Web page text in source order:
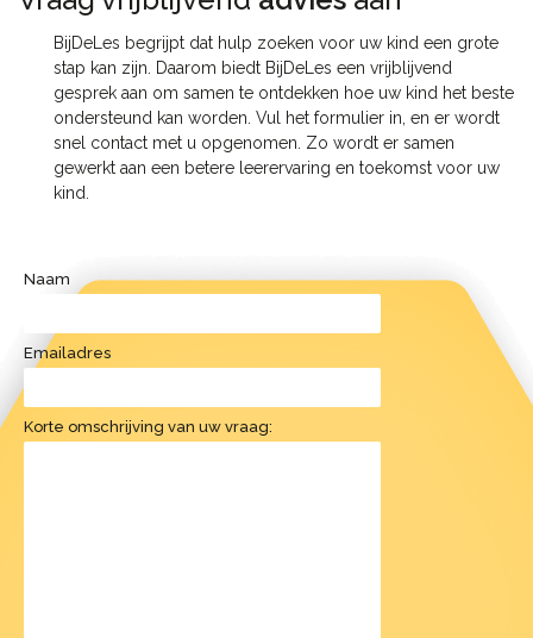
BijDeLes begrijpt dat hulp zoeken voor uw kind een grote
stap kan zijn. Daarom biedt BijDeLes een vrijblijvend
gesprek aan om samen te ontdekken hoe uw kind het beste
ondersteund kan worden. Vul het formulier in, en er wordt
snel contact met u opgenomen. Zo wordt er samen
gewerkt aan een betere leerervaring en toekomst voor uw
kind.
Naam
Emailadres
Korte omschrijving van uw vraag: